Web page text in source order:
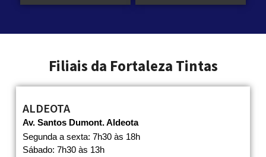
Filiais da Fortaleza Tintas
ALDEOTA
Av. Santos Dumont. Aldeota
Segunda a sexta: 7h30 às 18h
Sábado: 7h30 às 13h